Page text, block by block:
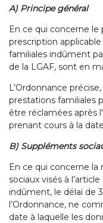
A) Principe général
En ce qui concerne
prescription
familiales indûment
de la LGAF, sont en
L’Ordonnance
prestations familiales
être réclamées après
prenant cours à la
B) Suppléments
En ce qui concerne
sociaux visés à
indûment, le délai de 3
l’Ordonnance, ne
date à laquelle les